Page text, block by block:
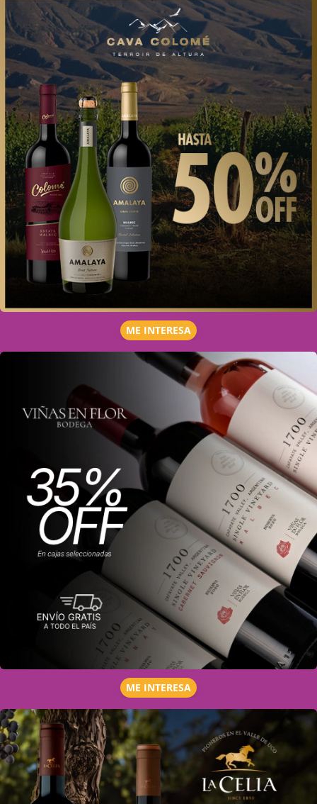
ME INTERESA
ME INTERESA